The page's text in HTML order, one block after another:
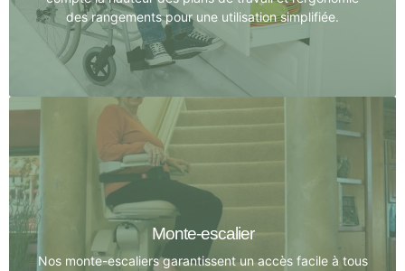
des rangements pour une utilisation simplifiée.
Cuisines adaptées
Notre objectif est de rendre la cuisine un lieu de plaisir et
non de contrainte.
Monte-escalier
Nos monte-escaliers garantissent un accès facile à tous